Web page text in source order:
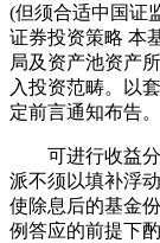
(但须合适中国证
证券投资策略 本
局及资产池资产
入投资范畴。以
定前言通知布告。
可进行收益分
派不须以填补浮
使除息后的基金
例答应的前提下